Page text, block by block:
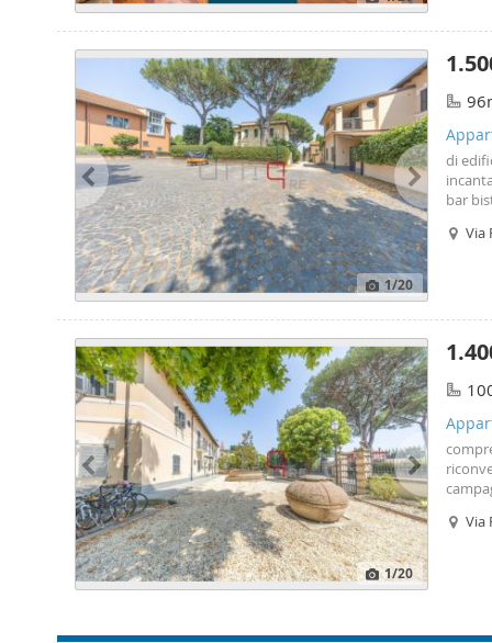
1/20
di
bar
Via
1/20
Via